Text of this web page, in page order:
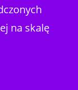
na skalę